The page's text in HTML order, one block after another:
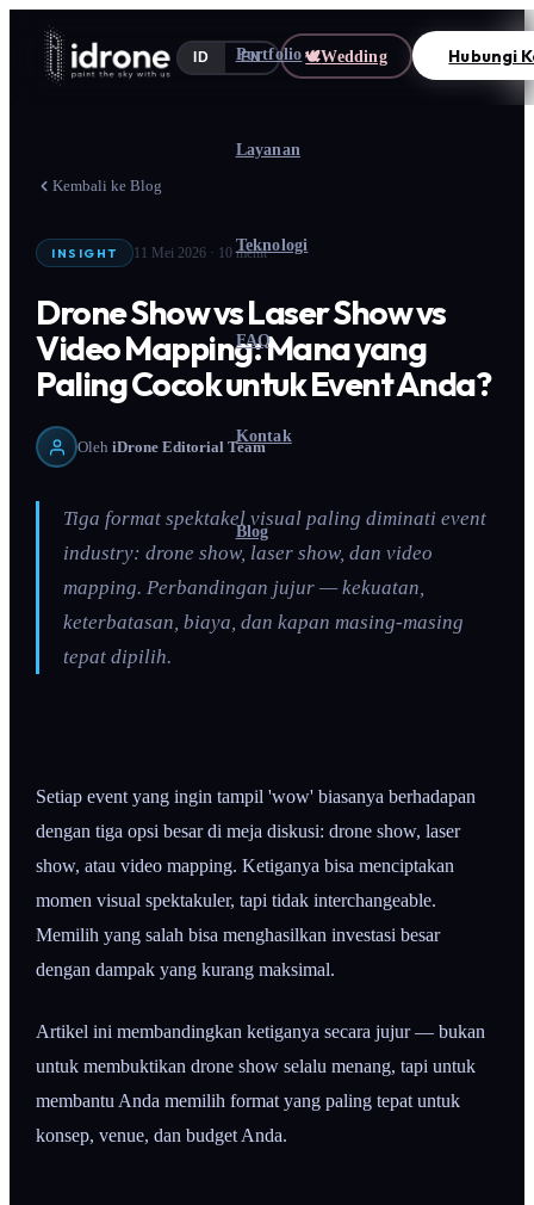
ID EN
Portfolio
Layanan
Teknologi
FAQ
Kontak
Blog
🕊Wedding Hubungi
Kembali ke Blog
INSIGHT 11 Mei 2026· 10 menit
Drone Show vs Laser Show vs
Video Mapping: Mana yang
Paling Cocok untuk Event Anda?
Oleh iDrone Editorial Team
Tiga format spektakel visual paling diminati event
industry: drone show, laser show, dan video
mapping. Perbandingan jujur — kekuatan,
keterbatasan, biaya, dan kapan masing-masing
tepat dipilih.
Setiap event yang ingin tampil 'wow' biasanya berhadapan
dengan tiga opsi besar di meja diskusi: drone show, laser
show, atau video mapping. Ketiganya bisa menciptakan
momen visual spektakuler, tapi tidak interchangeable.
Memilih yang salah bisa menghasilkan investasi besar
dengan dampak yang kurang maksimal.
Artikel ini membandingkan ketiganya secara jujur — bukan
untuk membuktikan drone show selalu menang, tapi untuk
membantu Anda memilih format yang paling tepat untuk
konsep, venue, dan budget Anda.